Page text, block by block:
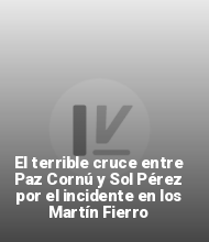
El terrible cruce entre
Paz Cornú y Sol Pérez
por el incidente en los
Martín Fierro